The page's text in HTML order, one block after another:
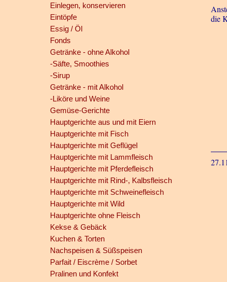
Einlegen, konservieren
Eintöpfe
Essig / Öl
Fonds
Getränke - ohne Alkohol
-Säfte, Smoothies
-Sirup
Getränke - mit Alkohol
-Liköre und Weine
Gemüse-Gerichte
Hauptgerichte aus und mit Eiern
Hauptgerichte mit Fisch
Hauptgerichte mit Geflügel
Hauptgerichte mit Lammfleisch
Hauptgerichte mit Pferdefleisch
Hauptgerichte mit Rind-, Kalbsfleisch
Hauptgerichte mit Schweinefleisch
Hauptgerichte mit Wild
Hauptgerichte ohne Fleisch
Kekse & Gebäck
Kuchen & Torten
Nachspeisen & Süßspeisen
Parfait / Eiscrème / Sorbet
Pralinen und Konfekt
die